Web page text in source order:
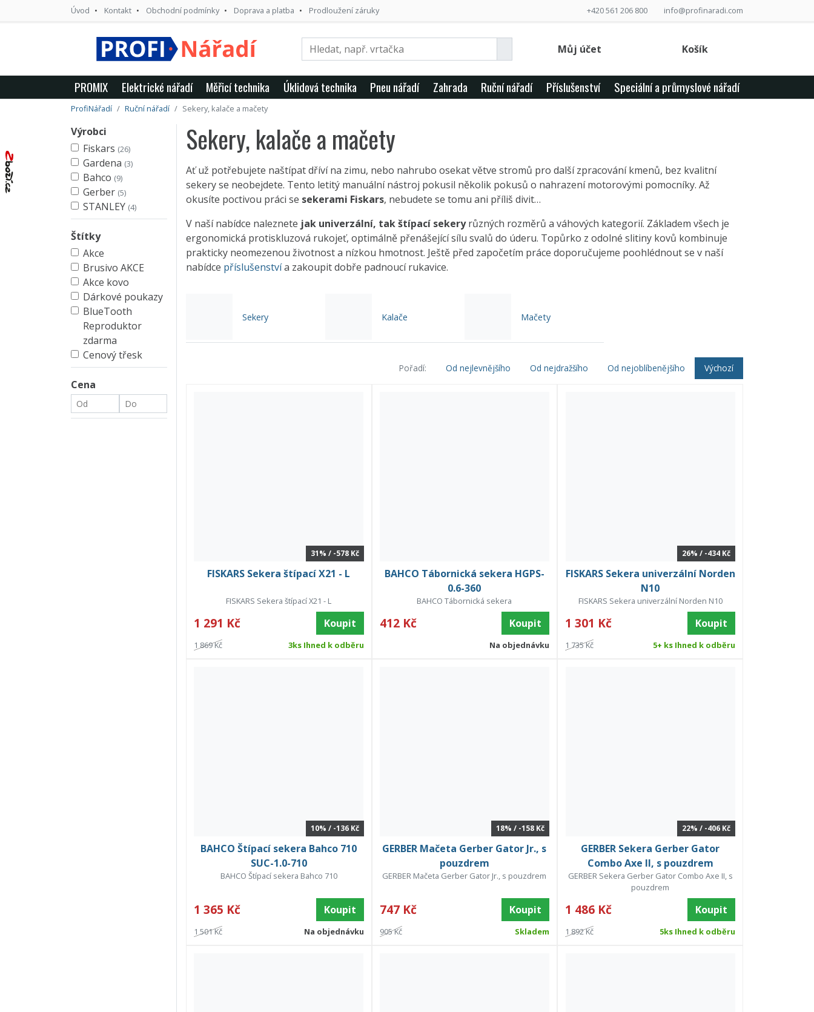
Úvod Kontakt Obchodní podmínky Doprava a platba Prodloužení záruky +420 561 206 800 info@profinaradi.com
Můj účet Košík
PROMIX Elektrické nářadí Měřicí technika Úklidová technika Pneu nářadí Zahrada Ruční nářadí Příslušenství Speciální a průmyslové nářadí
ProfiNářadí Ruční nářadí Sekery, kalače a mačety
Výrobci
Fiskars (26)
Gardena (3)
Bahco (9)
Gerber (5)
STANLEY (4)
Štítky
Akce
Brusivo AKCE
Akce kovo
Dárkové poukazy
BlueTooth
Reproduktor
zdarma
Cenový třesk
Cena
Sekery, kalače a mačety
Ať už potřebujete naštípat dříví na zimu, nebo nahrubo osekat větve stromů pro další zpracování kmenů, bez kvalitní
sekery se neobejdete. Tento letitý manuální nástroj pokusil několik pokusů o nahrazení motorovými pomocníky. Až
okusíte poctivou práci se sekerami Fiskars, nebudete se tomu ani příliš divit…
V naší nabídce naleznete jak univerzální, tak štípací sekeryrůzných rozměrů a váhových kategorií. Základem všech je
ergonomická protiskluzová rukojeť, optimálně přenášející sílu svalů do úderu. Topůrko z odolné slitiny kovů kombinuje
prakticky neomezenou životnost a nízkou hmotnost. Ještě před započetím práce doporučujeme poohlédnout se v naší
nabídce příslušenstvía zakoupit dobře padnoucí rukavice.
Sekery Kalače Mačety
Pořadí: Od nejlevnějšího Od nejdražšího Od nejoblíbenějšího Výchozí
31% / -578 Kč
FISKARS Sekera štípací X21 - L
FISKARS Sekera štípací X21 - L
1 291 Kč Koupit
1 869 Kč 3ks Ihned k odběru
BAHCO Tábornická sekera HGPS-
0.6-360
BAHCO Tábornická sekera
412 Kč Koupit
Na objednávku
26% / -434 Kč
FISKARS Sekera univerzální Norden
N10
FISKARS Sekera univerzální Norden N10
1 301 Kč Koupit
1 735 Kč 5+ ks Ihned k odběru
10% / -136 Kč
BAHCO Štípací sekera Bahco 710
SUC-1.0-710
BAHCO Štípací sekera Bahco 710
1 365 Kč Koupit
1 501 Kč Na objednávku
18% / -158 Kč
GERBER Mačeta Gerber Gator Jr., s
pouzdrem
GERBER Mačeta Gerber Gator Jr., s pouzdrem
747 Kč Koupit
905 Kč Skladem
22% / -406 Kč
GERBER Sekera Gerber Gator
Combo Axe II, s pouzdrem
GERBER Sekera Gerber Gator Combo Axe II, s
pouzdrem
1 486 Kč Koupit
1 892 Kč 5ks Ihned k odběru